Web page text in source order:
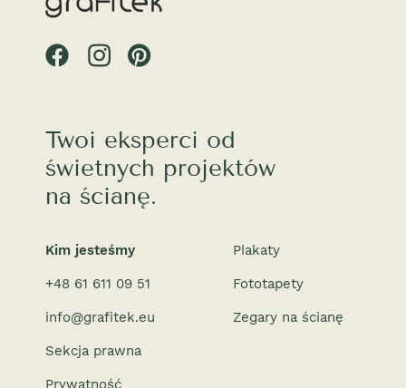
Twoi eksperci od
świetnych projektów
na ścianę.
Kim jesteśmy
+48 61 611 09 51
info@grafitek.eu
Sekcja prawna
Plakaty
Fototapety
Zegary na ścianę